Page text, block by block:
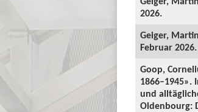
2026.
Geiger,
Februar 2026.
Goop,
1866–1945».
und
Oldenbourg: